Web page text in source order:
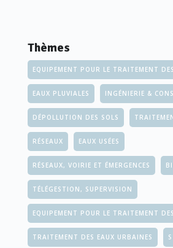
Thèmes
EQUIPEMENT POUR LE TRAITEMENT
EAUX PLUVIALES INGÉNIERIE &
DÉPOLLUTION DES SOLS
RÉSEAUX EAUX USÉES
RÉSEAUX, VOIRIE ET ÉMERGENCES
TÉLÉGESTION, SUPERVISION
EQUIPEMENT POUR LE TRAITEMENT
TRAITEMENT DES EAUX URBAINES